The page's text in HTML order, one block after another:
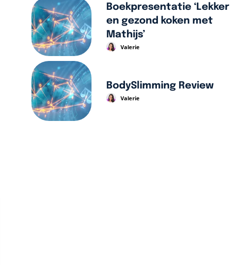
Boekpresentatie ‘Lekker
en gezond koken met
Mathijs’
Valerie
BodySlimming Review
Valerie